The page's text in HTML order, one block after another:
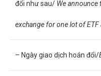
đổi như sau/ We announce
exchange for one lot of ETF
– Ngày giao dịch hoán đổi/